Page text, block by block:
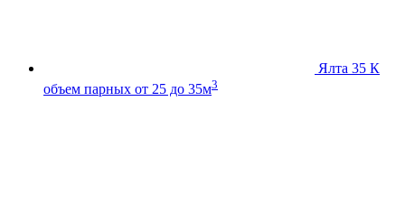
Ялта 35 К
объем парных от 25 до 35м3